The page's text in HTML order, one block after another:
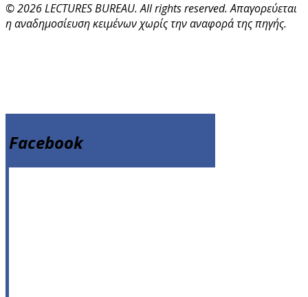
© 2026 LECTURES BUREAU. All rights reserved. Απαγορεύεται
η αναδημοσίευση κειμένων χωρίς την αναφορά της πηγής.
Facebook